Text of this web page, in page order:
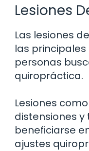
Lesiones
Las lesiones
las
personas
quiropráctica.
Lesiones
distensiones
beneficiarse
ajustes